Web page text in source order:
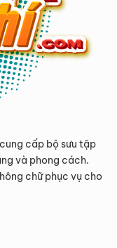
cấp bộ sưu tập
và phong cách.
chữ phục vụ cho